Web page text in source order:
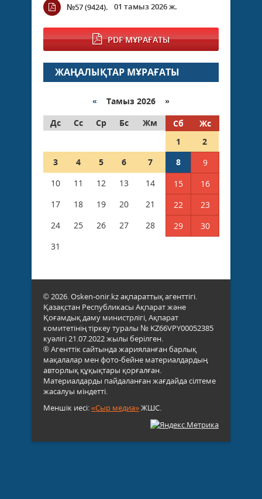
№57 (9424). 01 тамыз 2026 ж.
PDF МҰРАҒАТЫ
ЖАҢАЛЫҚТАР МҰРАҒАТЫ
« Тамыз 2026 »
Дс
Сс Ср Бс Жм Сб
Жс
1
2
3
4 5 6 7 8
9
10
11 12 13 14 15
16
17
18 19 20 21 22
23
24
25 26 27 28 29
30
31
© 2026. Osken-onir.kz ақпараттық агенттігі.
Қазақстан Республикасы Ақпарат және
Қоғамдық даму министрлігі, Ақпарат
комитетінің тіркеу туралы № KZ66VPY00052385
куәлігі 21.07.2022 жылы берілген.
® Агенттік сайтында жарияланған барлық
мақалалар мен фото-бейне материалдардың
авторлық құқықтары қорғалған.
Материалдарды пайдаланған жағдайда сілтеме
жасалуы міндетті.
Меншік иесі:«Сыр медиа»ЖШС.